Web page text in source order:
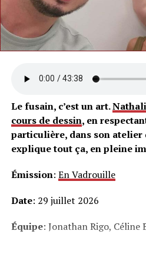
Le fusain, c’est un art.
cours de dessin, en
particulière, dans son atelier
explique tout ça, en pleine
Émission: En Vadrouille
Date: 29 juillet 2026
Équipe: Jonathan Rigo, Céline